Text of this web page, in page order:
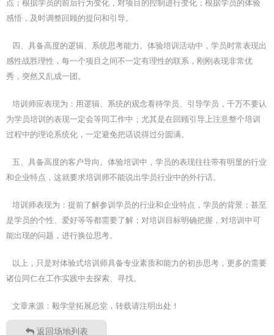
点；根据学员的前后行为变化，对项目的控制进行变化；根据学员的体验
感悟，及时调整回顾的提问和引导。
四、具备高度的逻辑、系统思考能力。体验培训活动中，学员时常表现出
感性战胜理性，每一个项目之间不一定有理性的联系，刚刚表现非常优
秀，突然又乱成一团。
培训师应表现为：用逻辑、系统的观念看待学员、引导学员，千万不要认
为学员培训的表现一定会等同工作中；尤其是在回顾引导上注意整个培训
过程中的理论系统化，一定避免把话说得过分圆满。
五、具备高度的客户导向。体验培训中，学员的表现往往带有明显的行业
和企业特点，这就要求培训师不能说出学员行业中的外行话。
培训师表现为：提前了解参训学员的行业和企业特点，学员的背景；甚至
是学员的个性、爱好等等都需要了解；对培训目标明确把握，对培训中可
能出现的问题，进行换位思考。
以上，只是对体验式培训师具备专业素质和能力的初步思考，更多的需要
诸位同仁在工作实践中去探索、寻找。
文章来源：毅学堂拓展总堂，转载请注明出处！
返回场地列表